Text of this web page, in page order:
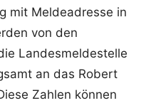
mit Meldeadresse in
von den
Landesmeldestelle
an das Robert
Zahlen können